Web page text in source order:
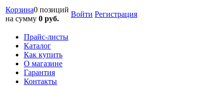
Корзина0 позиций
на сумму 0 руб.
Войти Регистрация
Прайс-листы
Каталог
Как купить
О магазине
Гарантия
Контакты